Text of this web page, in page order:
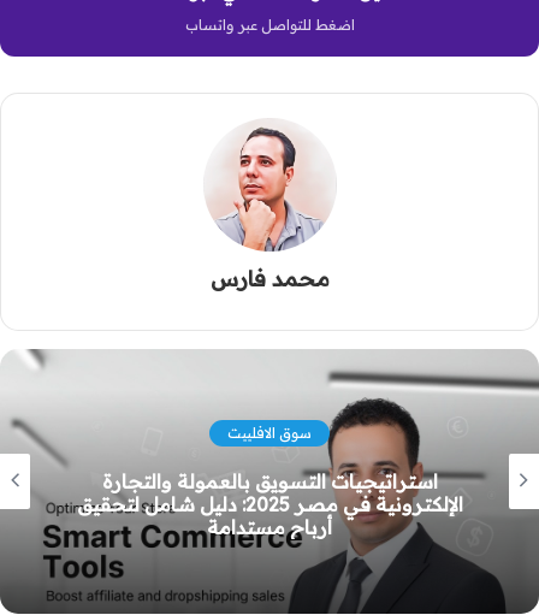
اضغط للتواصل عبر واتساب
محمد فارس
إدارة المتجر
“تجار كوم: سوق عربي متعدد المتاجر للمسوقين
بالعمولة”